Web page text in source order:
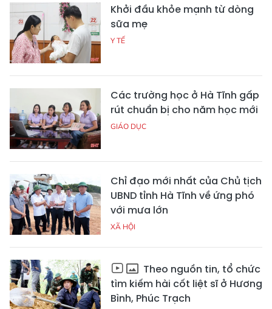
Khởi đầu khỏe mạnh từ dòng
sữa mẹ
Y TẾ
Các trường học ở Hà Tĩnh gấp
rút chuẩn bị cho năm học mới
GIÁO DỤC
Chỉ đạo mới nhất của Chủ tịch
UBND tỉnh Hà Tĩnh về ứng phó
với mưa lớn
XÃ HỘI
Theo nguồn tin, tổ chức
tìm kiếm hài cốt liệt sĩ ở Hương
Bình, Phúc Trạch